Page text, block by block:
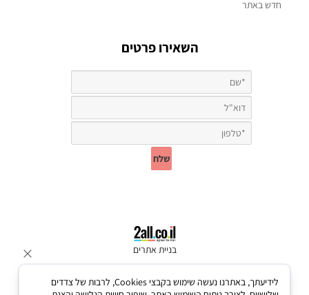
חדש באתר
השאירו פרטים
בניית אתרים
לידיעתך, באתרנו נעשה שימוש בקבצי Cookies, לרבות של צדדים